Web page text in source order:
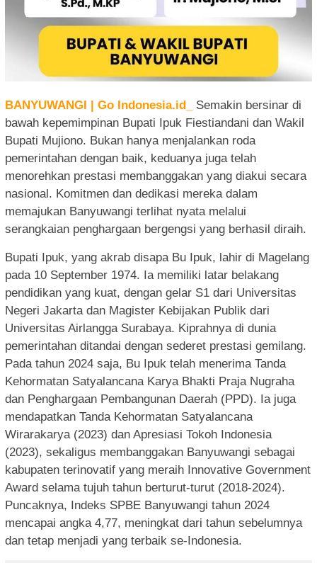
BANYUWANGI | Go Indonesia.id_
Semakin bersinar di
bawah kepemimpinan Bupati Ipuk Fiestiandani dan Wakil
Bupati Mujiono. Bukan hanya menjalankan roda
pemerintahan dengan baik, keduanya juga telah
menorehkan prestasi membanggakan yang diakui secara
nasional. Komitmen dan dedikasi mereka dalam
memajukan Banyuwangi terlihat nyata melalui
serangkaian penghargaan bergengsi yang berhasil diraih.
Bupati Ipuk, yang akrab disapa Bu Ipuk, lahir di Magelang
pada 10 September 1974. Ia memiliki latar belakang
pendidikan yang kuat, dengan gelar S1 dari Universitas
Negeri Jakarta dan Magister Kebijakan Publik dari
Universitas Airlangga Surabaya. Kiprahnya di dunia
pemerintahan ditandai dengan sederet prestasi gemilang.
Pada tahun 2024 saja, Bu Ipuk telah menerima Tanda
Kehormatan Satyalancana Karya Bhakti Praja Nugraha
dan Penghargaan Pembangunan Daerah (PPD). Ia juga
mendapatkan Tanda Kehormatan Satyalancana
Wirarakarya (2023) dan Apresiasi Tokoh Indonesia
(2023), sekaligus membanggakan Banyuwangi sebagai
kabupaten terinovatif yang meraih Innovative Government
Award selama tujuh tahun berturut-turut (2018-2024).
Puncaknya, Indeks SPBE Banyuwangi tahun 2024
mencapai angka 4,77, meningkat dari tahun sebelumnya
dan tetap menjadi yang terbaik se-Indonesia.